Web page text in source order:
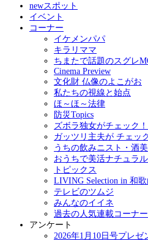
newスポット
イベント
コーナー
イケメンパパ
キラリママ
ちまたで話題のスグレ
Cinema Preview
文化財 仏像のよこがお
私たちの視線と始点
ほ～ほ～法律
防災Topics
ズボラ独女がチェック
ガッツリ主夫が チェッ
うちの飲みニスト・酒
おうちで美活ナチュラ
トピックス
LIVING Selection in 和歌
テレビのツムジ
みんなのイイネ
過去の人気連載コーナー
アンケート
2026年1月10日号プレゼ